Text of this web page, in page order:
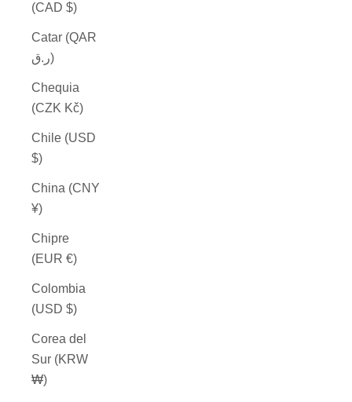
(CAD $)
Catar (QAR
ر.ق)
Chequia
(CZK Kč)
Chile (USD
$)
China (CNY
¥)
Chipre
(EUR €)
Colombia
(USD $)
Corea del
Sur (KRW
₩)